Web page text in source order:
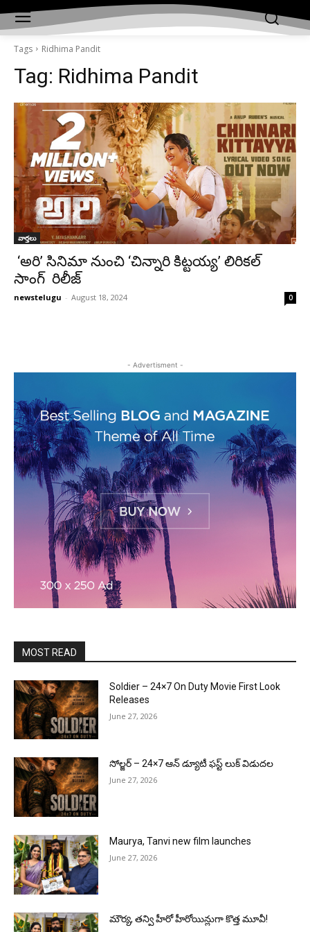
Tags Ridhima Pandit
Tag: Ridhima Pandit
వార్తలు
‘అరి’ సినిమా నుంచి ‘చిన్నారి కిట్టయ్య’ లిరికల్
సాంగ్ రిలీజ్
newstelugu - August 18, 2024 0
- Advertisment -
MOST READ
Soldier – 24×7 On Duty Movie First Look
Releases
June 27, 2026
సోల్జర్ – 24×7 ఆన్ డ్యూటీ ఫస్ట్ లుక్ విడుదల
June 27, 2026
Maurya, Tanvi new film launches
June 27, 2026
మౌర్య‌, త‌న్వి హీరో హీరోయిన్లుగా కొత్త మూవీ!